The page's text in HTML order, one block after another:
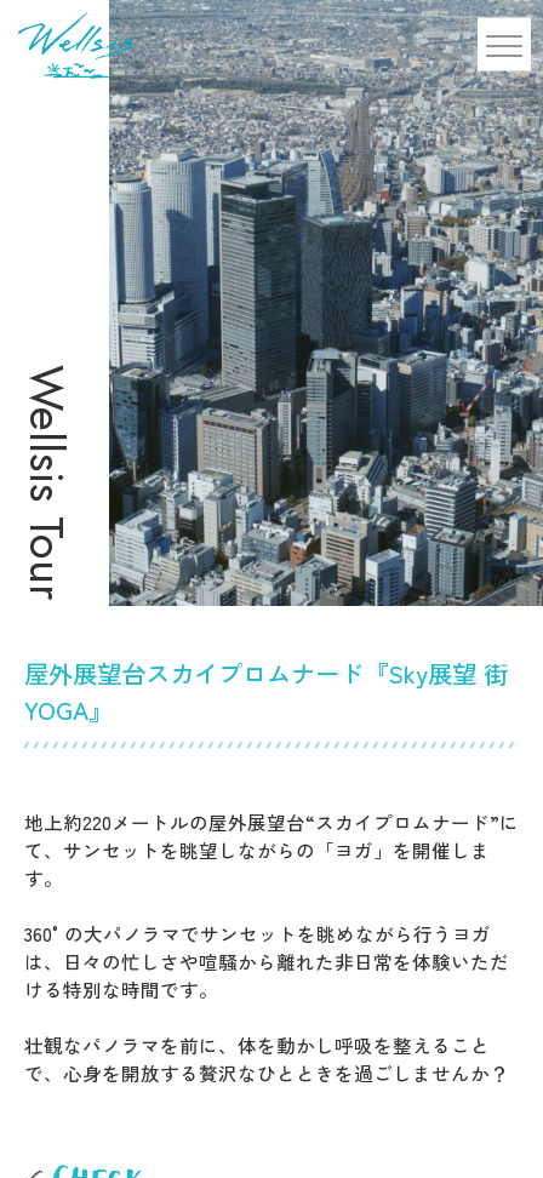
Wellsis Tour
屋外展望台スカイプロムナード『Sky展望 街
YOGA』
地上約220メートルの屋外展望台“スカイプロムナード”に
て、サンセットを眺望しながらの「ヨガ」を開催しま
す。
360°の大パノラマでサンセットを眺めながら行うヨガ
は、日々の忙しさや喧騒から離れた非日常を体験いただ
ける特別な時間です。
壮観なパノラマを前に、体を動かし呼吸を整えること
で、心身を開放する贅沢なひとときを過ごしませんか？